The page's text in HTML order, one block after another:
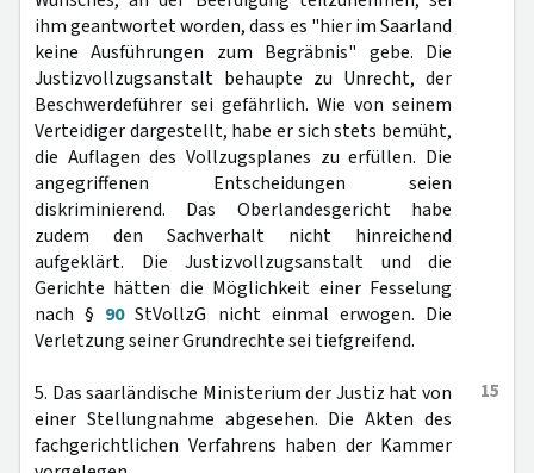
ihm geantwortet worden, dass es "hier im Saarland
keine Ausführungen zum Begräbnis" gebe. Die
Justizvollzugsanstalt behaupte zu Unrecht, der
Beschwerdeführer sei gefährlich. Wie von seinem
Verteidiger dargestellt, habe er sich stets bemüht,
die Auflagen des Vollzugsplanes zu erfüllen. Die
angegriffenen Entscheidungen seien
diskriminierend. Das Oberlandesgericht habe
zudem den Sachverhalt nicht hinreichend
aufgeklärt. Die Justizvollzugsanstalt und die
Gerichte hätten die Möglichkeit einer Fesselung
nach § 90StVollzG nicht einmal erwogen. Die
Verletzung seiner Grundrechte sei tiefgreifend.
15
5. Das saarländische Ministerium der Justiz hat von
einer Stellungnahme abgesehen. Die Akten des
fachgerichtlichen Verfahrens haben der Kammer